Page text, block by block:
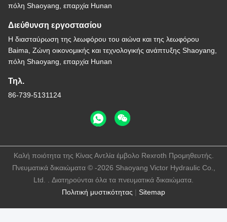
πόλη Shaoyang, επαρχία Hunan
Διεύθυνση εργοστασίου
Η διασταύρωση της λεωφόρου του αιώνα και της λεωφόρου
Baima, Ζώνη οικονομικής και τεχνολογικής ανάπτυξης Shaoyang,
πόλη Shaoyang, επαρχία Hunan
Τηλ.
86-739-5131124
Πολιτική μυστικότητας | Sitemap
Καλή ποιότητα της Κίνας Αντλία έμβολο Rexroth Προμηθευτής.
Πνευματικά δικαιώματα © -2026 Shaoyang Victor Hydraulic Co.,
Ltd. . Διατηρούνται όλα τα πνευματικά δικαιώματα.